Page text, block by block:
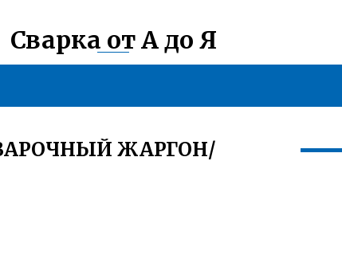
Сварка от А до Я
ЖАРГОН/